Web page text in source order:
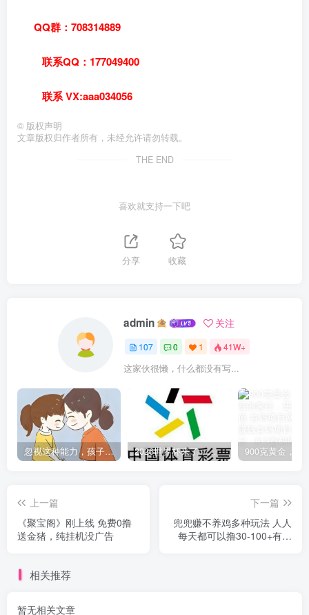
QQ群：708314889
联系QQ：177049400
联系 VX:aaa034056
© 版权声明
文章版权归作者所有，未经允许请勿转载。
THE END
喜欢就支持一下吧
分享 收藏
admin 关注
107 0 1 41W+
这家伙很懒，什么都没有写...
忽视这种能力，孩子将越来越冷漠，父母需重视! 2026世界杯来了，我们正规的中国体育彩票已为您准备好了线上购采、线下出票的便捷服务
上一篇
《聚宝阁》刚上线 免费0撸
送金猪，纯挂机没广告
下一篇
兜兜赚不养鸡多种玩法 人人
每天都可以撸30-100+有视
相关推荐
暂无相关文章